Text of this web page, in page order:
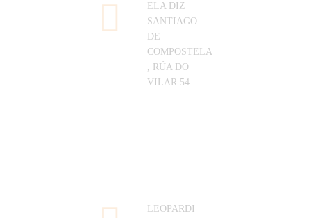
ELA DIZ
SANTIAGO
DE
COMPOSTELA
, RÚA DO
VILAR 54
LEOPARDI